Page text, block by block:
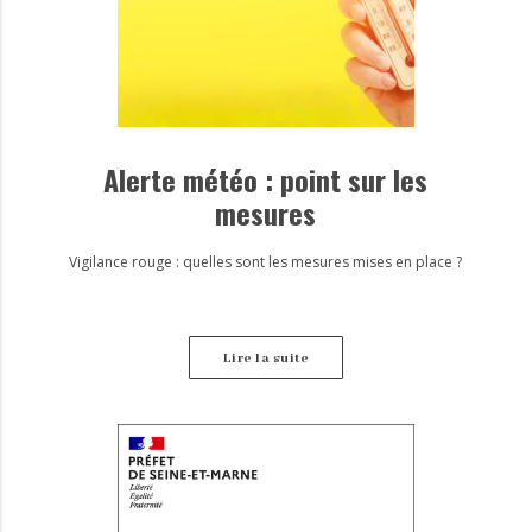
Alerte météo : point sur les
mesures
Vigilance rouge : quelles sont les mesures mises en place ?
Lire la suite